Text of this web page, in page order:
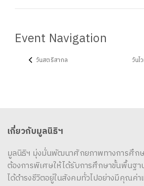
Event Navigation
วันสตรีสากล วันไ
เกี่ยวกับมูลนิธิฯ
มูลนิธิฯ มุ่งมั่นพัฒนาศักยภาพทางการศึก
ต้องการพิเศษให้ได้รับการศึกษาขั้นพื้นฐา
ได้ดำรงชีวิตอยู่ในสังคมทั่วไปอย่างมีคุณค่า